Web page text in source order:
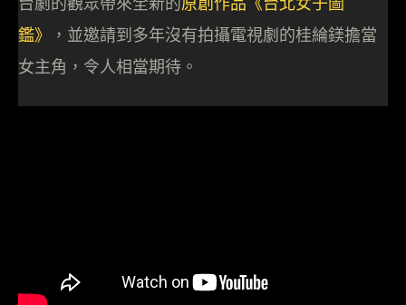
鑑》
，並邀請到多年沒有拍攝電視劇的桂綸鎂擔當
女主角，令人相當期待。